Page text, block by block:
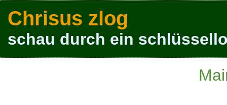
Chrisus zlog
schau durch ein